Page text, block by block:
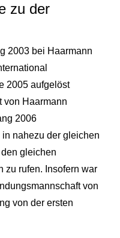
zu der
2003 bei Haarmann
2005 aufgelöst
von Haarmann
2006
nahezu der gleichen
gleichen
zu rufen. Insofern war
von
von der ersten